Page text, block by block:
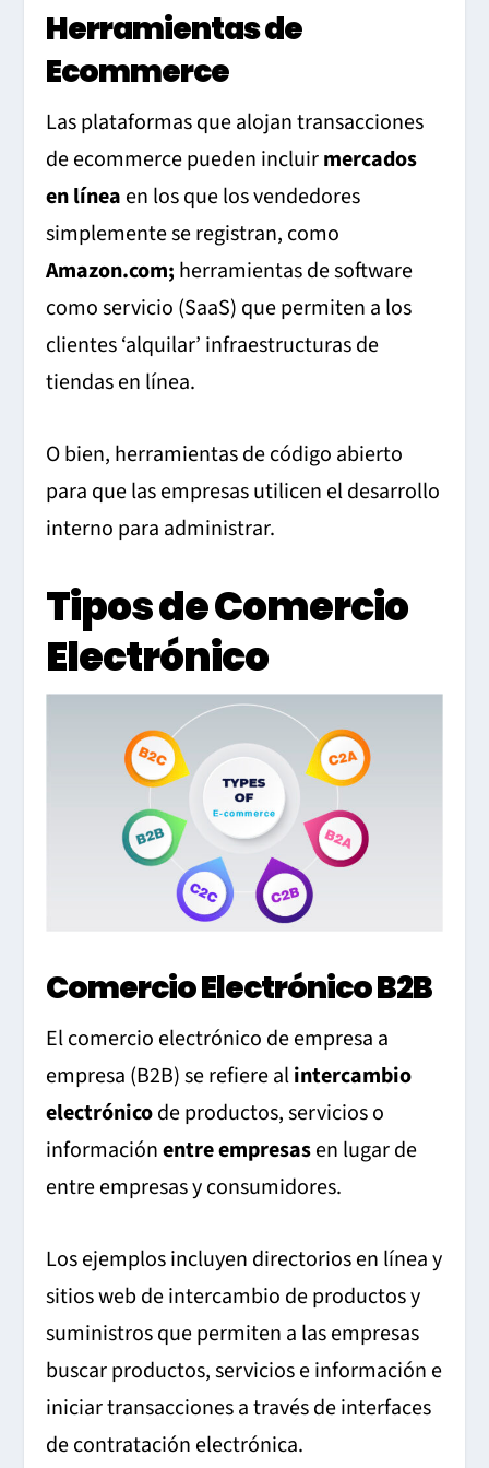
Herramientas de
Ecommerce
Las plataformas que alojan transacciones
de ecommerce pueden incluirmercados
en línea en los que los vendedores
simplemente se registran, como
Amazon.com; herramientas de software
como servicio (SaaS) que permiten a los
clientes ‘alquilar’ infraestructuras de
tiendas en línea.
O bien, herramientas de código abierto
para que las empresas utilicen el desarrollo
interno para administrar.
Tipos de Comercio
Electrónico
Comercio Electrónico B2B
El comercio electrónico de empresa a
empresa (B2B) se refiere alintercambio
electrónicode productos, servicios o
informaciónentre empresasen lugar de
entre empresas y consumidores.
Los ejemplos incluyen directorios en línea y
sitios web de intercambio de productos y
suministros que permiten a las empresas
buscar productos, servicios e información e
iniciar transacciones a través de interfaces
de contratación electrónica.